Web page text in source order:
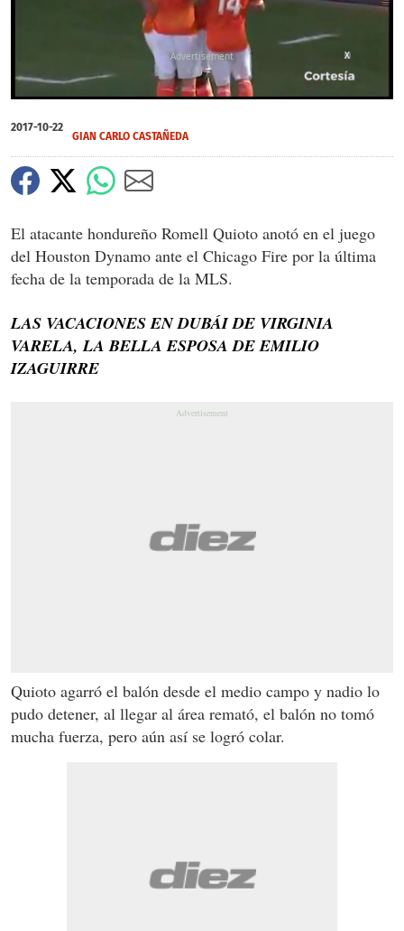
of
1
second
X
2017-10-22
GIAN CARLO CASTAÑEDA
El atacante hondureño Romell Quioto anotó en el juego
del Houston Dynamo ante el Chicago Fire por la última
fecha de la temporada de la MLS.
LAS VACACIONES EN DUBÁI DE VIRGINIA
VARELA, LA BELLA ESPOSA DE EMILIO
IZAGUIRRE
Quioto agarró el balón desde el medio campo y nadio lo
pudo detener, al llegar al área remató, el balón no tomó
mucha fuerza, pero aún así se logró colar.